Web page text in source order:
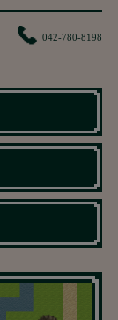
042-780-8198